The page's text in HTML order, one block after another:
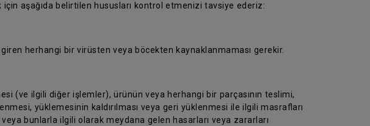
aşağıda belirtilen hususları kontrol etmenizi tavsiye ederiz:
herhangi bir virüsten veya böcekten kaynaklanmaması gerekir.
(ve ilgili diğer işlemler), ürünün veya herhangi bir parçasının teslimi,
yüklemesinin kaldırılması veya geri yüklenmesi ile ilgili masrafları
bunlarla ilgili olarak meydana gelen hasarları veya zararları